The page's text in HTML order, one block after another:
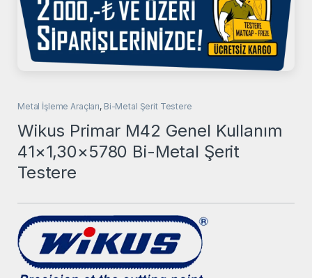
Metal İşleme Araçları, Bi-Metal Şerit Testere
Wikus Primar M42 Genel Kullanım
41×1,30×5780 Bi-Metal Şerit
Testere